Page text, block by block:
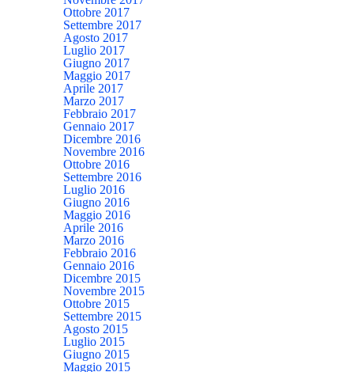
Ottobre 2017
Settembre 2017
Agosto 2017
Luglio 2017
Giugno 2017
Maggio 2017
Aprile 2017
Marzo 2017
Febbraio 2017
Gennaio 2017
Dicembre 2016
Novembre 2016
Ottobre 2016
Settembre 2016
Luglio 2016
Giugno 2016
Maggio 2016
Aprile 2016
Marzo 2016
Febbraio 2016
Gennaio 2016
Dicembre 2015
Novembre 2015
Ottobre 2015
Settembre 2015
Agosto 2015
Luglio 2015
Giugno 2015
Maggio 2015